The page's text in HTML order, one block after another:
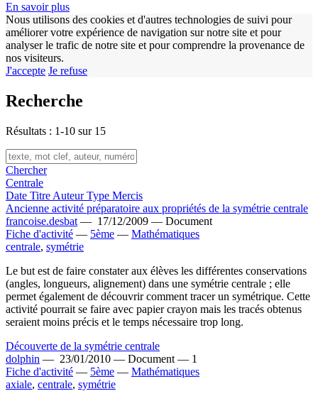
En savoir plus
Nous utilisons des cookies et d'autres technologies de suivi pour
améliorer votre expérience de navigation sur notre site et pour
analyser le trafic de notre site et pour comprendre la provenance de
nos visiteurs.
J'accepte Je refuse
Recherche
Résultats : 1-10 sur 15
Chercher
Centrale
Date Titre AuteurType Mercis
Ancienne activité préparatoire aux propriétés de la symétrie centrale
francoise.desbat — 17/12/2009 — Document
Fiche d'activité — 5ème — Mathématiques
centrale, symétrie
Le but est de faire constater aux élèves les différentes conservations
(angles, longueurs, alignement) dans une symétrie centrale ; elle
permet également de découvrir comment tracer un symétrique. Cette
activité pourrait se faire avec papier crayon mais les tracés obtenus
seraient moins précis et le temps nécessaire trop long.
Découverte de la symétrie centrale
dolphin — 23/01/2010 — Document — 1
Fiche d'activité — 5ème — Mathématiques
axiale, centrale, symétrie